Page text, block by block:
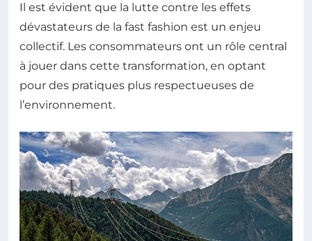
Il est évident que la lutte contre les effets
dévastateurs de la fast fashion est un enjeu
collectif. Les consommateurs ont un rôle central
à jouer dans cette transformation, en optant
pour des pratiques plus respectueuses de
l’environnement.